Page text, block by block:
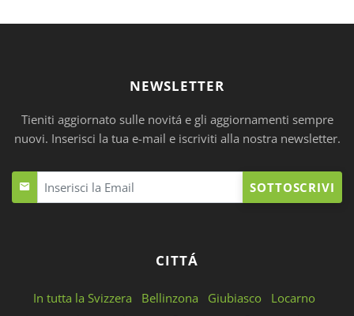
NEWSLETTER
Tieniti aggiornato sulle novitá e gli aggiornamenti sempre
nuovi. Inserisci la tua e-mail e iscriviti alla nostra newsletter.
SOTTOSCRIVI
CITTÁ
In tutta la Svizzera Bellinzona Giubiasco
Locarno